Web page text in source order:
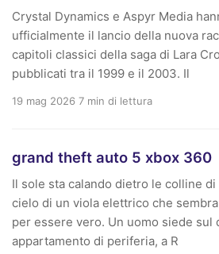
Crystal Dynamics e Aspyr Media
ufficialmente il lancio della nuova
capitoli classici della saga di Lara
pubblicati tra il 1999 e il 2003. Il
19 mag 2026 7 min di lettura
grand theft auto 5 xbox 360
Il sole sta calando dietro le colline
cielo di un viola elettrico che
per essere vero. Un uomo siede sul
appartamento di periferia, a R